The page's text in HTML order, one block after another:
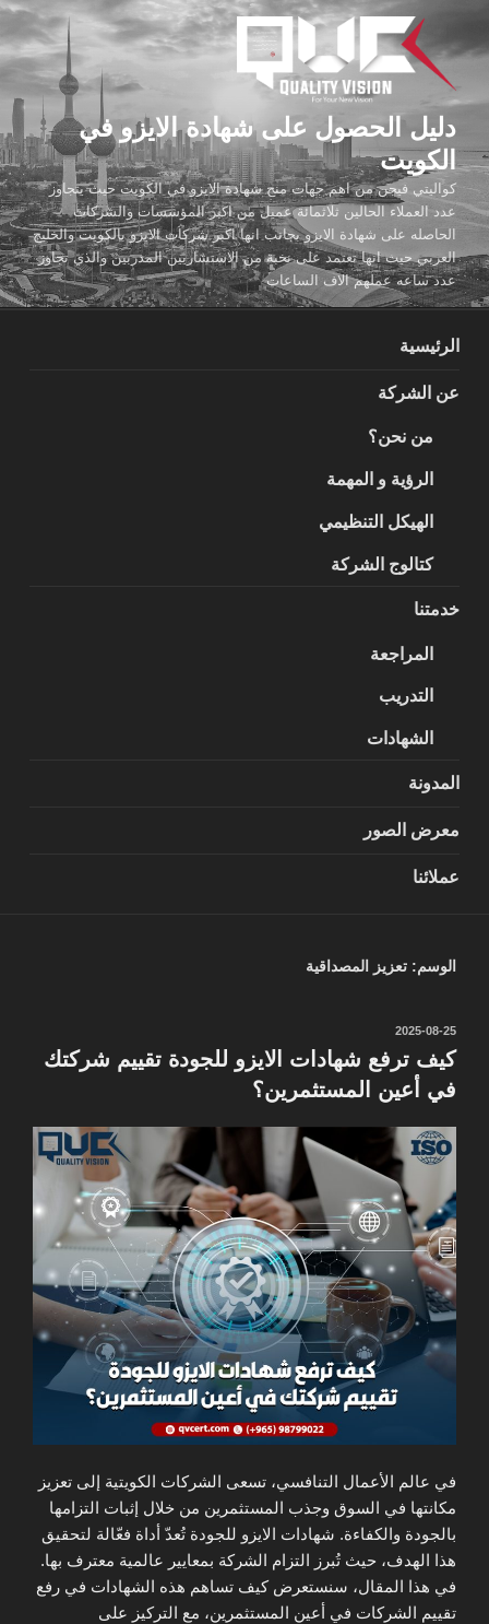
المحتوى
دليل الحصول على شهادة الايزو في
الكويت
كواليتي فيجن من اهم جهات منح شهادة الايزو في الكويت حيث يتجاوز
عدد العملاء الحالين ثلاثمائة عميل من اكبر المؤسسات والشركات
الحاصله على شهادة الايزو بجانب انها اكبر شركات الايزو بالكويت والخليج
العربي حيث انها تعتمد على نخبة من الاستشاريين المدربين والذي تجاوز
عدد ساعه عملهم الاف الساعات
الرئيسية
عن الشركة
من نحن؟
الرؤية و المهمة
الهيكل التنظيمي
كتالوج الشركة
خدمتنا
المراجعة
التدريب
الشهادات
المدونة
معرض الصور
عملائنا
الوسم: تعزيز المصداقية
نُشر
في
2025-08-25
كيف ترفع شهادات الايزو للجودة تقييم شركتك
في أعين المستثمرين؟
في عالم الأعمال التنافسي، تسعى الشركات الكويتية إلى تعزيز
مكانتها في السوق وجذب المستثمرين من خلال إثبات التزامها
بالجودة والكفاءة. شهادات الايزو للجودة تُعدّ أداة فعّالة لتحقيق
هذا الهدف، حيث تُبرز التزام الشركة بمعايير عالمية معترف بها.
في هذا المقال، سنستعرض كيف تساهم هذه الشهادات في رفع
تقييم الشركات في أعين المستثمرين، مع التركيز على